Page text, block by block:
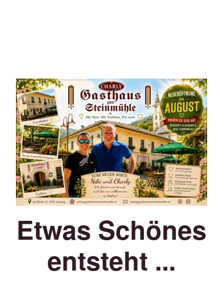
Etwas Schönes
entsteht ...